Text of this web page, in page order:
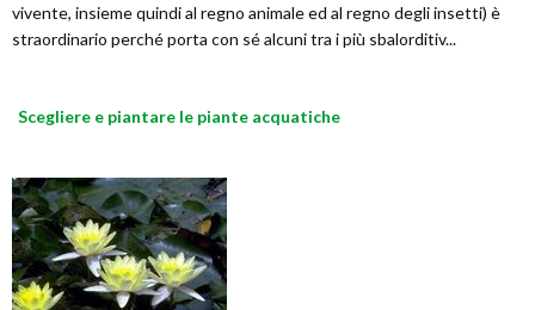
vivente, insieme quindi al regno animale ed al regno degli insetti) è
straordinario perché porta con sé alcuni tra i più sbalorditiv...
Scegliere e piantare le piante acquatiche